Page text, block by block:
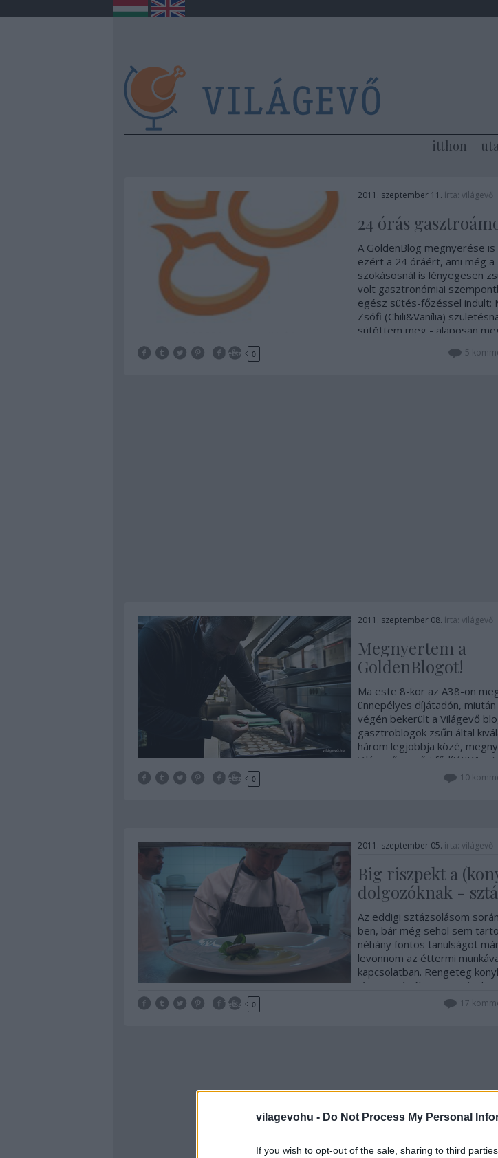
vilagevohu - Do Not Process My Personal
If you wish to opt-out of the sale, sharing to third
itthon
2011. szeptember 11. írta: világevő
24 órás
A GoldenBlog megnyerése
ezért a 24 óráért, ami még a
szokásosnál is lényegesen
volt gasztronómiai
egész sütés-főzéssel indult:
Zsófi (Chili&Vanília)
sütöttem meg - alaposan
Tetszik 0 5
2011. szeptember 08. írta: világevő
Megnyertem a
GoldenBlogot!
Ma este 8-kor az A38-on
ünnepélyes díjátadón,
végén bekerült a Világevő
gasztroblogok zsűri által
három legjobbja közé,
Világevő a zsűri
szépen a zsűrinek, és még
Tetszik 0 10
2011. szeptember 05. írta: világevő
Big riszpekt a
dolgozóknak -
Az eddigi sztázsolásom
ben, bár még sehol sem
néhány fontos tanulságot
levonnom az éttermi
kapcsolatban. Rengeteg
jártam már életem során,
Michelin-csillagosak is voltak
Tetszik 0 17